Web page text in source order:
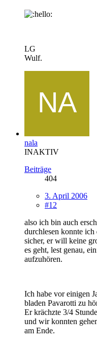
LG
Wulf.
nala
INAKTIV
Beiträge
404
3. April 2006
#12
also ich bin auch
durchlesen konnte
sicher, er will keine
es geht, lest genau,
aufzuhören.
Ich habe vor einigen
bladen Pavarotti zu
Er krächzte 3/4
und wir konnten
am Ende.